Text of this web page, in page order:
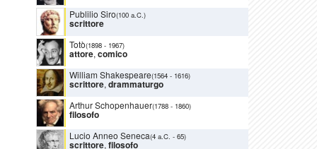
Publilio Siro(100 a.C.)
scrittore
Totò(1898 - 1967)
attore, comico
William Shakespeare(1564 - 1616)
scrittore, drammaturgo
Arthur Schopenhauer(1788 - 1860)
filosofo
Lucio Anneo Seneca(4 a.C. - 65)
scrittore, filosofo